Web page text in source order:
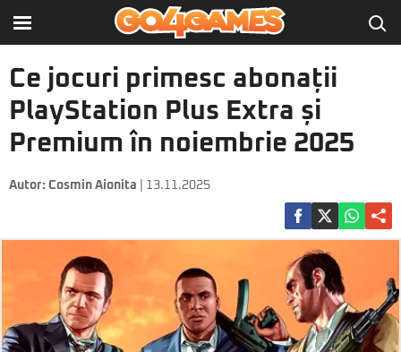
Ce jocuri primesc abonații
PlayStation Plus Extra și
Premium în noiembrie 2025
Autor: Cosmin Aionita | 13.11.2025